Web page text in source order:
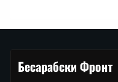
Бесарабски Фронт